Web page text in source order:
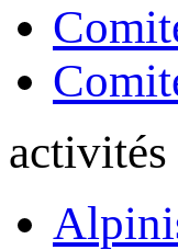
activités